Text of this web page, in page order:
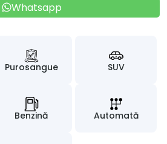
Whatsapp
Purosangue SUV
Benzină Automată